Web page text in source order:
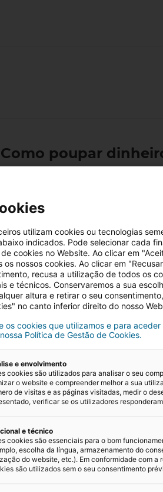
Como poupar
Mudar de casa é uma tarefa que
dispendiosa. Desde a recolha de
desmontada e embalada para o
imóvel
utilizam cookies ou tecnologias
indicados. Pode selecionar cada
cookies no Website. Ao clicar em
os nossos cookies. Ao clicar em
recusa a utilização de todos os
e técnicos. Conservaremos a sua
altura e retirar o seu
no canto inferior direito do nosso
os cookies que utilizamos e para
Política de Gestão de Cookies.
e envolvimento
cookies são utilizados para analisar o seu
o website e compreender melhor a sua
de visitas e as páginas visitadas, medir o
verificar se os utilizadores
e técnico
cookies são essenciais para o bom
escolha da língua, armazenamento do
do website, etc.). Em conformidade com a
são utilizados sem o seu consentimento